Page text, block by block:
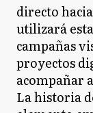
directo
utilizará
campañas
proyectos
acompañar
La historia